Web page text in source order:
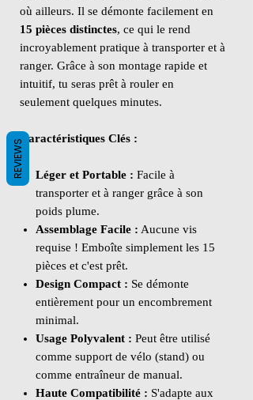
où ailleurs. Il se démonte facilement en
15 pièces distinctes, ce qui le rend
incroyablement pratique à transporter et à
ranger. Grâce à son montage rapide et
intuitif, tu seras prêt à rouler en
seulement quelques minutes.
Caractéristiques Clés :
Léger et Portable : Facile à
transporter et à ranger grâce à son
poids plume.
Assemblage Facile : Aucune vis
requise ! Emboîte simplement les 15
pièces et c'est prêt.
Design Compact : Se démonte
entièrement pour un encombrement
minimal.
Usage Polyvalent : Peut être utilisé
comme support de vélo (stand) ou
comme entraîneur de manual.
Haute Compatibilité : S'adapte aux
REVIEWS